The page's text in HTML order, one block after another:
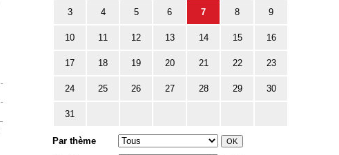
3 4 5 6 7 8 9
10 11 12 13 14 15 16
17 18 19 20 21 22 23
24 25 26 27 28 29 30
31
Par thème